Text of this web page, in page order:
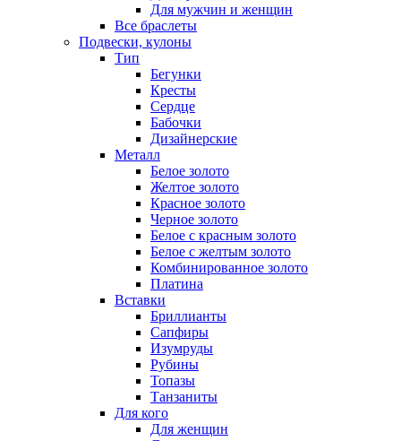
Для мужчин и женщин
Все браслеты
Подвески, кулоны
Тип
Бегунки
Кресты
Сердце
Бабочки
Дизайнерские
Металл
Белое золото
Желтое золото
Красное золото
Черное золото
Белое с красным золото
Белое с желтым золото
Комбинированное золото
Платина
Вставки
Бриллианты
Сапфиры
Изумруды
Рубины
Топазы
Танзаниты
Для кого
Для женщин